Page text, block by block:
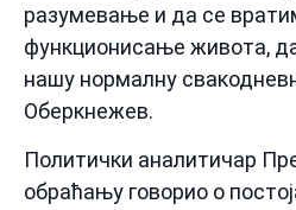
разумевање и да се
функционисање живота,
нашу нормалну
Оберкнежев.
Политички аналитичар
обраћању говорио о